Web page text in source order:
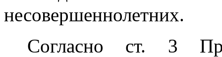
несовершеннолетних.
Согласно ст. 3